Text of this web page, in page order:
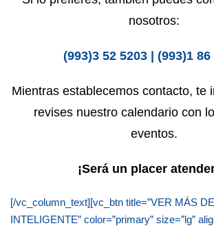
nosotros:
(993)3 52 5203 | (993)1 86
Mientras establecemos contacto, te
revises nuestro calendario con
eventos.
¡Será un placer
[/vc_column_text][vc_btn title=”VER MÁS
INTELIGENTE” color=”primary” size=”lg”